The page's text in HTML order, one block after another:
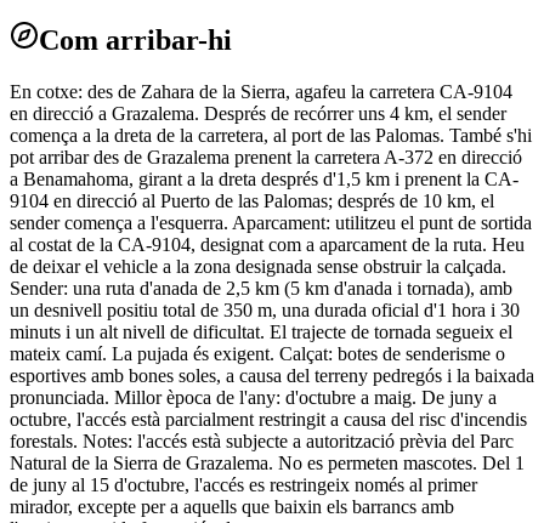
Com arribar-hi
En cotxe: des de Zahara de la Sierra, agafeu la carretera CA-9104
en direcció a Grazalema. Després de recórrer uns 4 km, el sender
comença a la dreta de la carretera, al port de las Palomas. També s'hi
pot arribar des de Grazalema prenent la carretera A-372 en direcció
a Benamahoma, girant a la dreta després d'1,5 km i prenent la CA-
9104 en direcció al Puerto de las Palomas; després de 10 km, el
sender comença a l'esquerra. Aparcament: utilitzeu el punt de sortida
al costat de la CA-9104, designat com a aparcament de la ruta. Heu
de deixar el vehicle a la zona designada sense obstruir la calçada.
Sender: una ruta d'anada de 2,5 km (5 km d'anada i tornada), amb
un desnivell positiu total de 350 m, una durada oficial d'1 hora i 30
minuts i un alt nivell de dificultat. El trajecte de tornada segueix el
mateix camí. La pujada és exigent. Calçat: botes de senderisme o
esportives amb bones soles, a causa del terreny pedregós i la baixada
pronunciada. Millor època de l'any: d'octubre a maig. De juny a
octubre, l'accés està parcialment restringit a causa del risc d'incendis
forestals. Notes: l'accés està subjecte a autorització prèvia del Parc
Natural de la Sierra de Grazalema. No es permeten mascotes. Del 1
de juny al 15 d'octubre, l'accés es restringeix només al primer
mirador, excepte per a aquells que baixin els barrancs amb